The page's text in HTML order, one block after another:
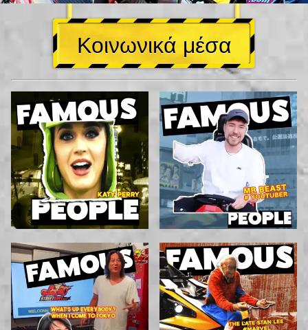
Κοινωνικά μέσα